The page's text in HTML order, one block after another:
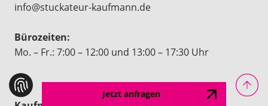
Jetzt anfragen
info@stuckateur-kaufmann.de
Bürozeiten:
Mo. – Fr.: 7:00 – 12:00 und 13:00 – 17:30 Uhr